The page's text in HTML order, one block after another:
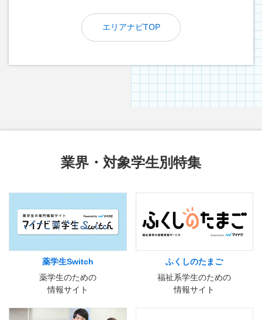
エリアナビTOP
業界・対象学生別特集
薬学生Switch
薬学生のための
情報サイト
ふくしのたまご
福祉系学生のための
情報サイト